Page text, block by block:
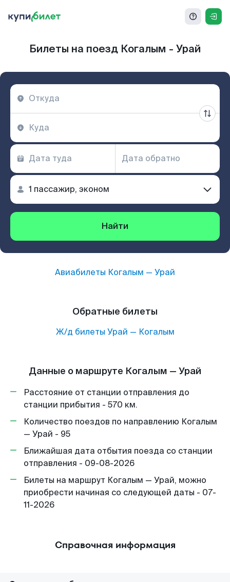
Билеты на поезд Когалым - Урай
Найти
Авиабилеты Когалым — Урай
Обратные билеты
Ж/д билеты Урай — Когалым
Данные о маршруте Когалым — Урай
Расстояние от станции отправления до
станции прибытия - 570 км.
Количество поездов по направлению Когалым
— Урай - 95
Ближайшая дата отбытия поезда со станции
отправления - 09-08-2026
Билеты на маршрут Когалым — Урай, можно
приобрести начиная со следующей даты - 07-
11-2026
Справочная информация